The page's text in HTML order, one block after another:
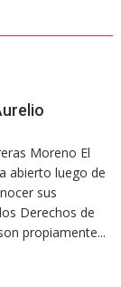
Moreno El
abierto luego de
sus
Derechos de
propiamente...